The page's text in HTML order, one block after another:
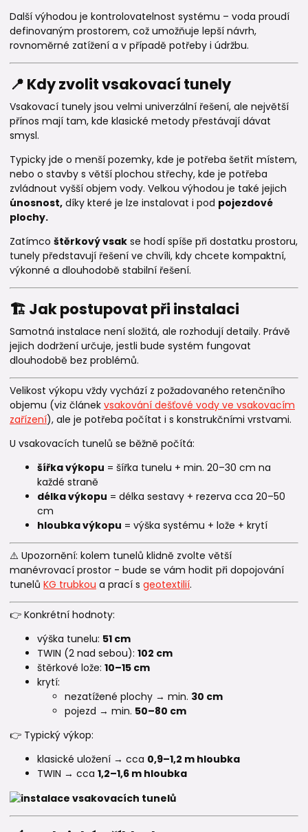
Další výhodou je kontrolovatelnost systému – voda proudí
definovaným prostorem, což umožňuje lepší návrh,
rovnoměrné zatížení a v případě potřeby i údržbu.
📍 Kdy zvolit vsakovací tunely
Vsakovací tunely jsou velmi univerzální řešení, ale největší
přínos mají tam, kde klasické metody přestávají dávat
smysl.
Typicky jde o menší pozemky, kde je potřeba šetřit místem,
nebo o stavby s větší plochou střechy, kde je potřeba
zvládnout vyšší objem vody. Velkou výhodou je také jejich
únosnost, díky které je lze instalovat i pod pojezdové
plochy.
Zatímco štěrkový vsak se hodí spíše při dostatku prostoru,
tunely představují řešení ve chvíli, kdy chcete kompaktní,
výkonné a dlouhodobě stabilní řešení.
🏗️ Jak postupovat při instalaci
Samotná instalace není složitá, ale rozhodují detaily. Právě
jejich dodržení určuje, jestli bude systém fungovat
dlouhodobě bez problémů.
Velikost výkopu vždy vychází z požadovaného retenčního
objemu (viz článek vsakování dešťové vody ve vsakovacím
zařízení), ale je potřeba počítat i s konstrukčními vrstvami.
U vsakovacích tunelů se běžně počítá:
šířka výkopu = šířka tunelu + min. 20–30 cm na
každé straně
délka výkopu = délka sestavy + rezerva cca 20–50
cm
hloubka výkopu = výška systému + lože + krytí
⚠️ Upozornění: kolem tunelů klidně zvolte větší
manévrovací prostor - bude se vám hodit při dopojování
tunelů KG trubkou a prací s geotextilií.
👉 Konkrétní hodnoty:
výška tunelu: 51 cm
TWIN (2 nad sebou): 102 cm
štěrkové lože: 10–15 cm
krytí:
nezatížené plochy → min. 30 cm
pojezd → min. 50–80 cm
👉 Typický výkop:
klasické uložení → cca 0,9–1,2 m hloubka
TWIN → cca 1,2–1,6 m hloubka